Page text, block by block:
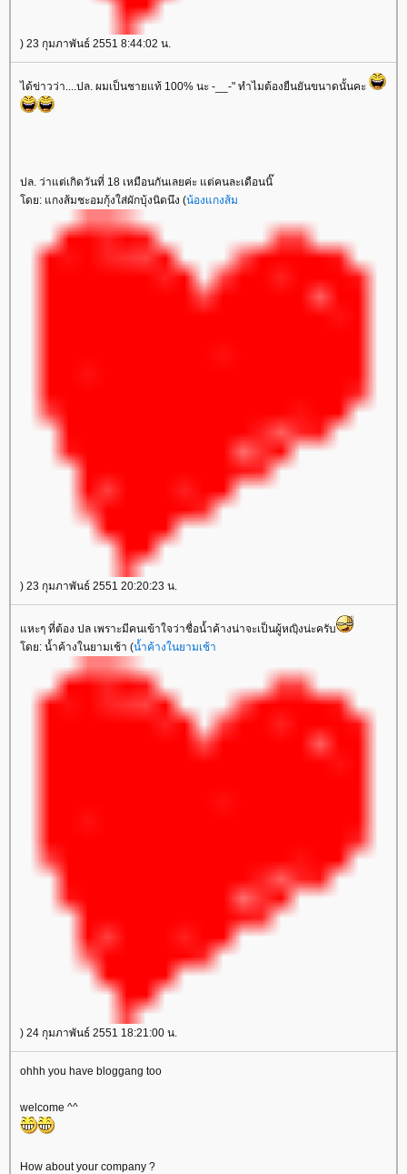
) 23 กุมภาพันธ์ 2551 8:44:02 น.
ได้ข่าวว่า....ปล. ผมเป็นชายแท้ 100% นะ -__-" ทำไมต้องยืนยันขนาดนั้นคะ
ปล. ว่าแต่เกิดวันที่ 18 เหมือนกันเลยค่ะ แต่คนละเดือนนิ๊
ดย: แกงส้มชะอมกุ้งใส่ผักบุ้งนิดนึง (น้องแกงส้ม
) 23 กุมภาพันธ์ 2551 20:20:23 น.
หะๆ ที่ต้อง ปล เพราะมีคนเข้าใจว่าชื่อน้ำค้างน่าจะเป็นผู้หญฺิงน่ะครับ
ดย: น้ำค้างในยามเช้า (น้ำค้างในยามเช้า
) 24 กุมภาพันธ์ 2551 18:21:00 น.
ohhh you have bloggang too
welcome ^^
How about your company ?